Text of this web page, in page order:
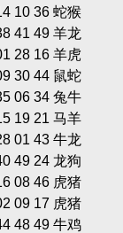
10 36 蛇猴
41 49 羊龙
28 16 羊虎
30 44 鼠蛇
06 34 兔牛
19 21 马羊
01 43 牛龙
49 24 龙狗
08 46 虎猪
09 17 虎猪
48 49 牛鸡